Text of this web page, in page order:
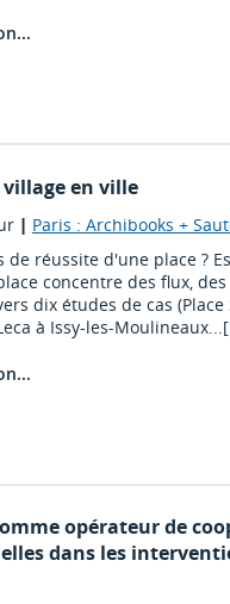
village en ville
| Paris : Archibooks +
de réussite d'une place ?
concentre des flux,
dix études de cas (Place
à Issy-les-
opérateur de
dans les